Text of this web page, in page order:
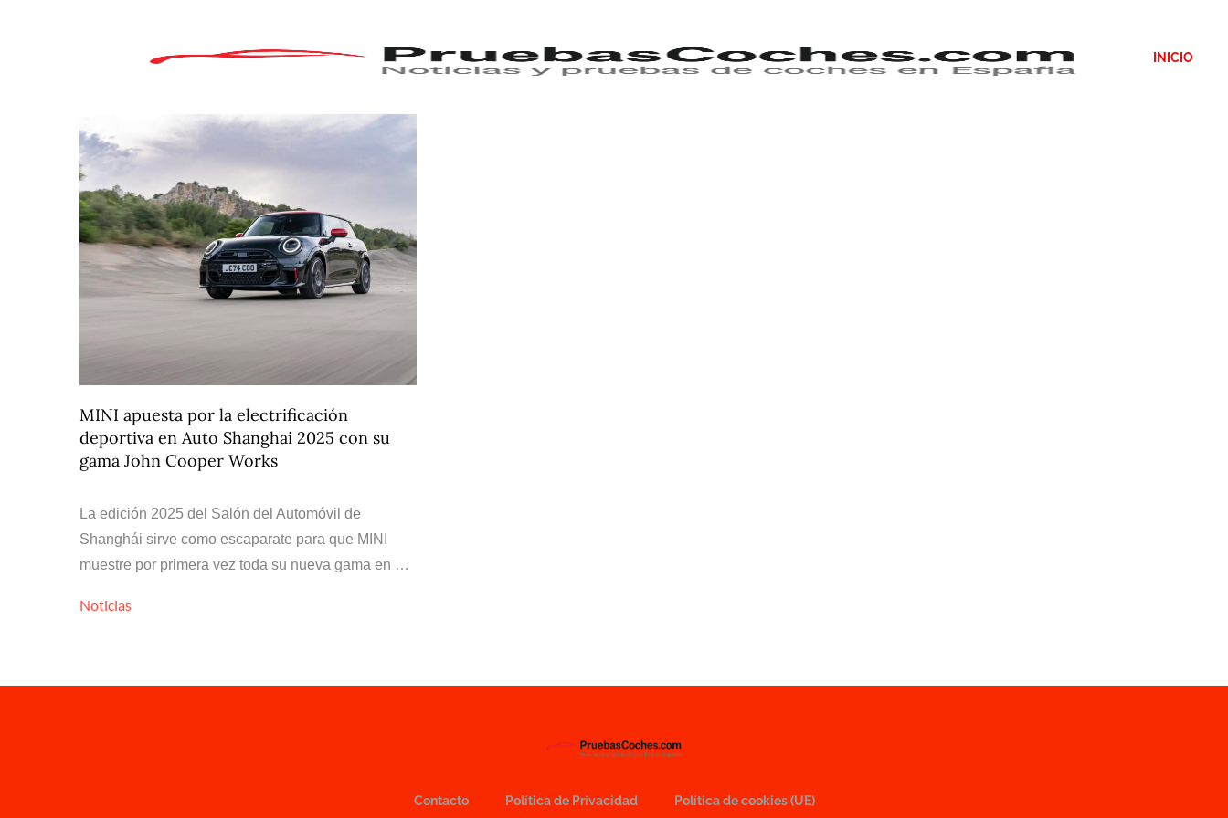
INICIO
MINI apuesta por la electrificación
deportiva en Auto Shanghai 2025 con su
gama John Cooper Works
La edición 2025 del Salón del Automóvil de
Shanghái sirve como escaparate para que MINI
muestre por primera vez toda su nueva gama en …
Noticias
Contacto Política de Privacidad Política de cookies (UE)